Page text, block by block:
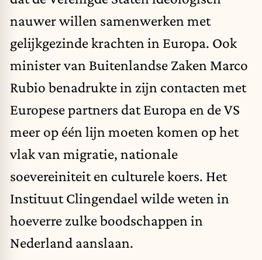
nauwer willen samenwerken met
gelijkgezinde krachten in Europa. Ook
minister van Buitenlandse Zaken Marco
Rubio benadrukte in zijn contacten met
Europese partners dat Europa en de VS
meer op één lijn moeten komen op het
vlak van migratie, nationale
soevereiniteit en culturele koers. Het
Instituut Clingendael wilde weten in
hoeverre zulke boodschappen in
Nederland aanslaan.